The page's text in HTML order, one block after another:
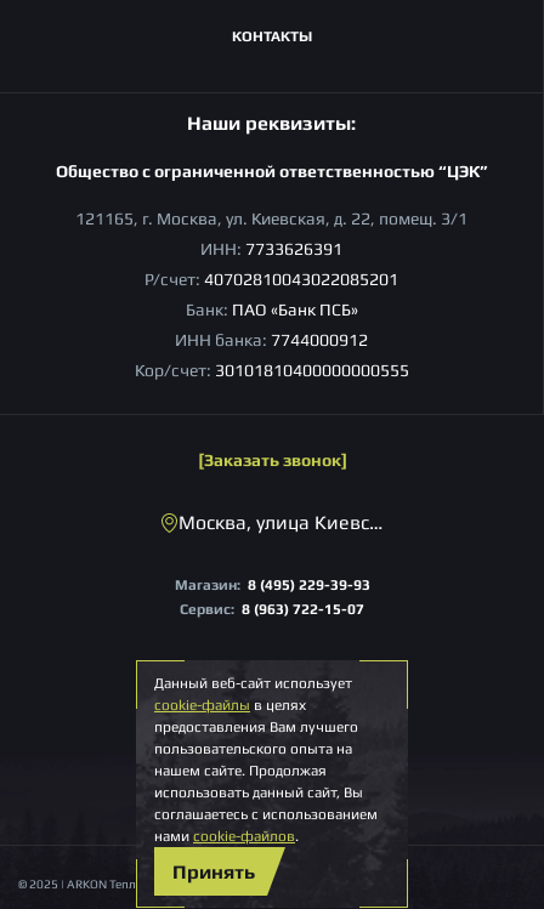
Наши реквизиты:
Общество с ограниченной ответственностью “ЦЭК”
121165, г. Москва, ул. Киевская, д. 22, помещ. 3/1
ИНН: 7733626391
Р/счет: 40702810043022085201
Банк: ПАО «Банк ПСБ»
ИНН банка: 7744000912
Кор/счет: 30101810400000000555
КОНТАКТЫ
Заказать звонок
Москва, улица Киевская, 22
Магазин: 8 (495) 229-39-93
Сервис: 8 (963) 722-15-07
info@arkonoptics.ru
© 2025 | ARKON Тепловизионные системы | Все права защищены
Данный веб-сайт использует
cookie-файлы в целях
предоставления Вам лучшего
пользовательского опыта на
нашем сайте. Продолжая
использовать данный сайт, Вы
соглашаетесь с использованием
нами cookie-файлов.
Принять